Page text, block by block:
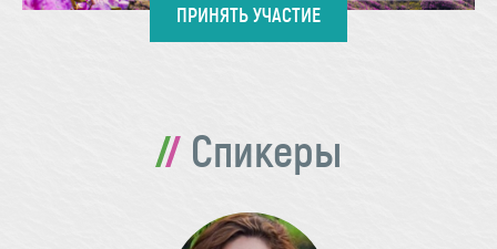
ПРИНЯТЬ УЧАСТИЕ
Спикеры